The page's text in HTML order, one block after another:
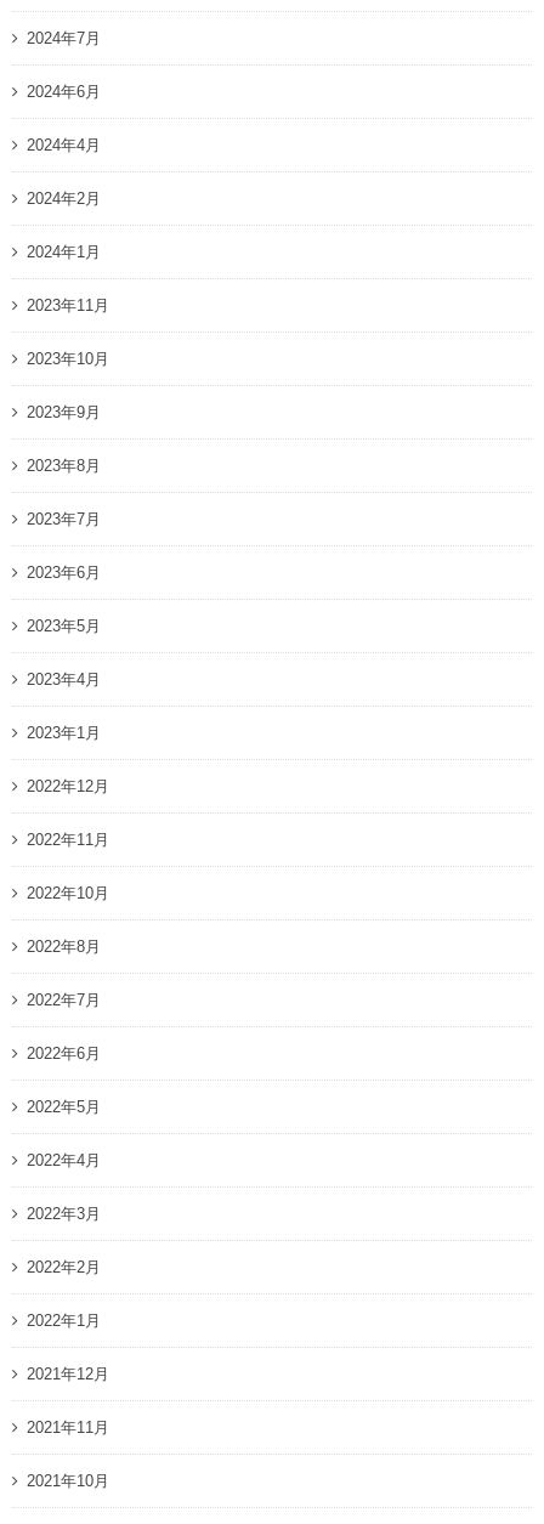
2024年7月
2024年6月
2024年4月
2024年2月
2024年1月
2023年11月
2023年10月
2023年9月
2023年8月
2023年7月
2023年6月
2023年5月
2023年4月
2023年1月
2022年12月
2022年11月
2022年10月
2022年8月
2022年7月
2022年6月
2022年5月
2022年4月
2022年3月
2022年2月
2022年1月
2021年12月
2021年11月
2021年10月